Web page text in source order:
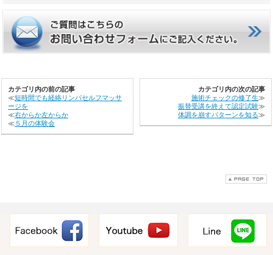
カテゴリ内の前の記事
≪短時間でも経絡リンパセルフマッサ
ージを
≪右からか左からか
≪ ５月の体験会
カテゴリ内の次の記事
施術チェックの修了生≫
振替受講を終えて認定試験≫
体調を崩すパターンを知る≫